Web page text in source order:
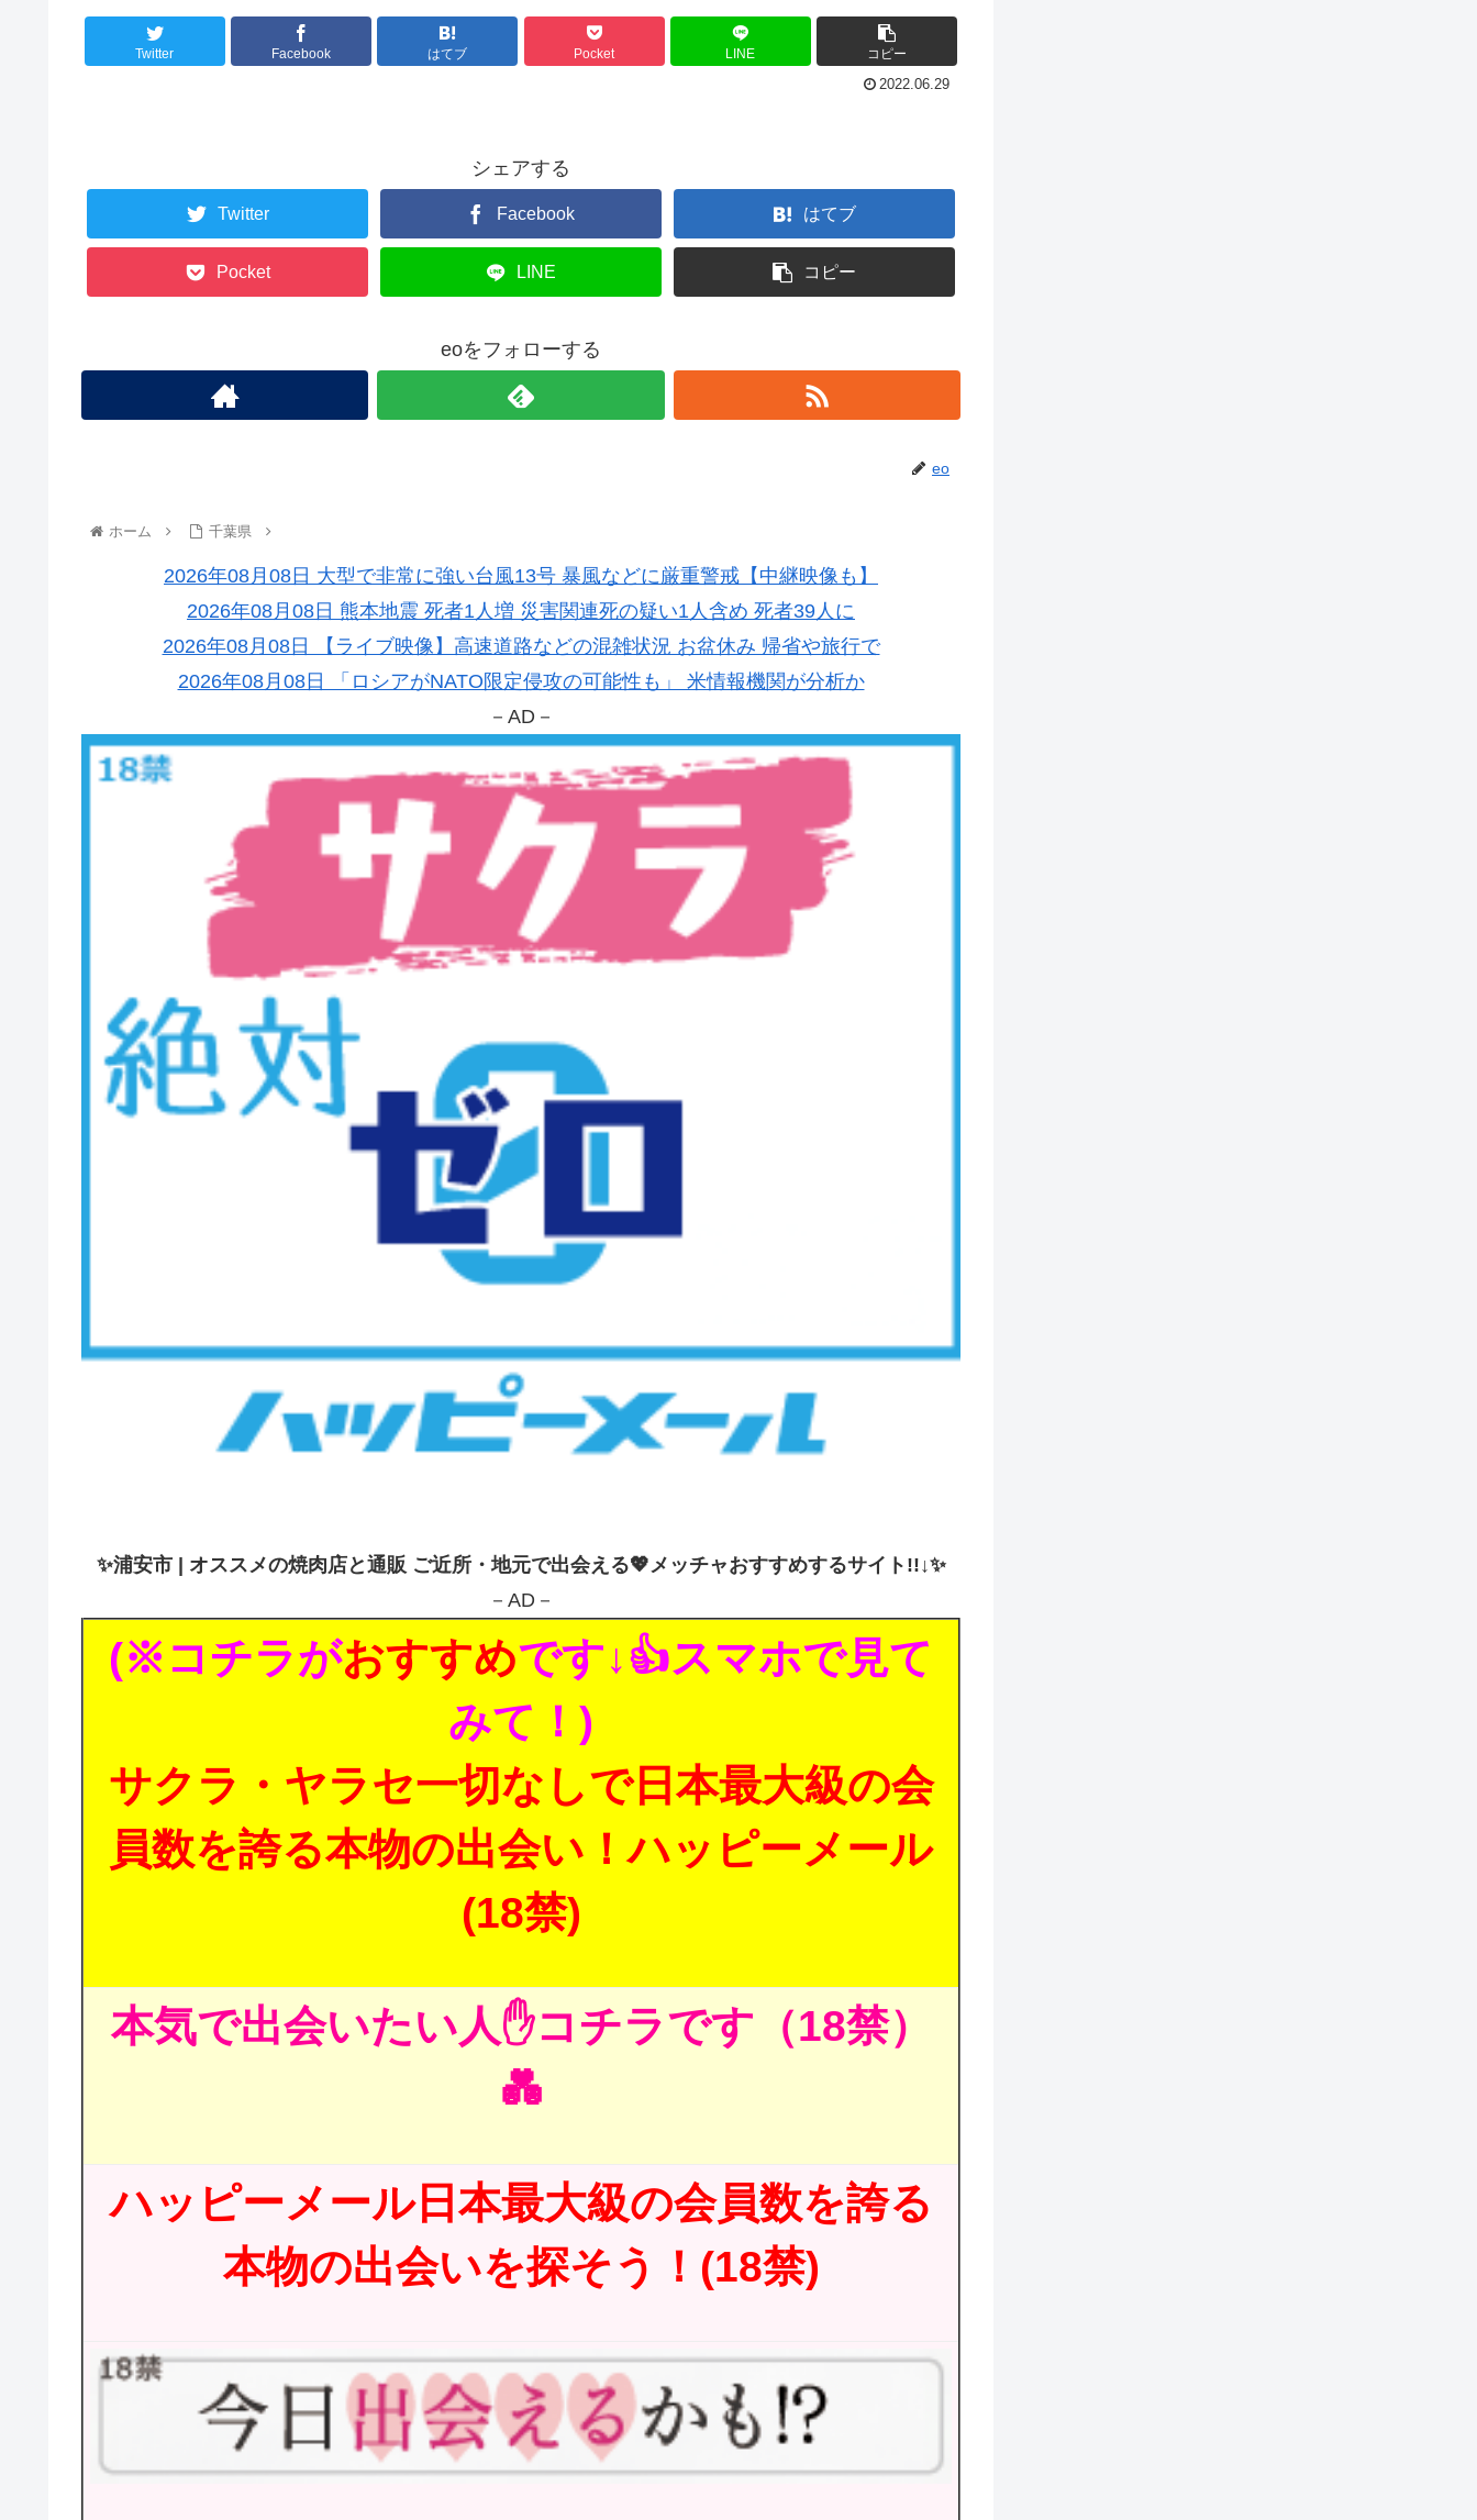
Twitter Facebook はてブ Pocket LINE コピー
2022.06.29
シェアする
Twitter Facebook はてブ
Pocket LINE コピー
eoをフォローする
eo
ホーム 千葉県
2026年08月08日 大型で非常に強い台風13号 暴風などに厳重警戒【中継映像も】
2026年08月08日 熊本地震 死者1人増 災害関連死の疑い1人含め 死者39人に
2026年08月08日 【ライブ映像】高速道路などの混雑状況 お盆休み 帰省や旅行で
2026年08月08日 「ロシアがNATO限定侵攻の可能性も」 米情報機関が分析か
－AD－
✨浦安市 | オススメの焼肉店と通販 ご近所・地元で出会える💖メッチャおすすめするサイト!!↓✨
－AD－
(※コチラがおすすめです↓👍スマホで見て
みて！)
サクラ・ヤラセ一切なしで日本最大級の会
員数を誇る本物の出会い！ハッピーメール
(18禁)
本気で出会いたい人✋コチラです（18禁）
💑
ハッピーメール日本最大級の会員数を誇る
本物の出会いを探そう！(18禁)